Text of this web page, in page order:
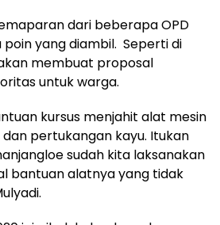
dari beberapa OPD
poin yang diambil. Seperti di
membuat proposal
untuk warga.
kursus menjahit alat mesin
pertukangan kayu. Itukan
sudah kita laksanakan
bantuan alatnya yang tidak